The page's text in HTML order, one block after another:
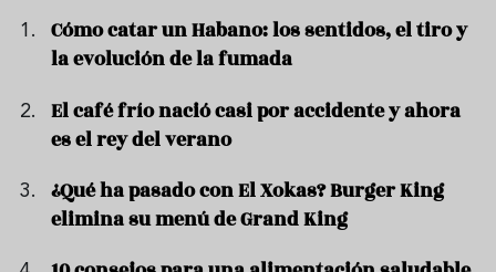
Cómo catar un Habano: los sentidos, el tiro y
la evolución de la fumada
El café frío nació casi por accidente y ahora
es el rey del verano
¿Qué ha pasado con El Xokas? Burger King
elimina su menú de Grand King